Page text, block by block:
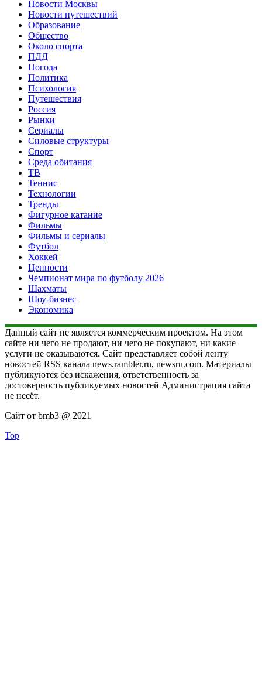
Новости Москвы
Новости путешествий
Образование
Общество
Около спорта
ПДД
Погода
Политика
Психология
Путешествия
Россия
Рынки
Сериалы
Силовые структуры
Спорт
Среда обитания
ТВ
Теннис
Технологии
Тренды
Фигурное катание
Фильмы
Фильмы и сериалы
Футбол
Хоккей
Ценности
Чемпионат мира по футболу 2026
Шахматы
Шоу-бизнес
Экономика
Данный сайт не является коммерческим проектом. На этом
сайте ни чего не продают, ни чего не покупают, ни какие
услуги не оказываются. Сайт представляет собой ленту
новостей RSS канала news.rambler.ru, newsru.com. Материалы
публикуются без искажения, ответственность за
достоверность публикуемых новостей Администрация сайта
не несёт.
Сайт от bmb3 @ 2021
Top